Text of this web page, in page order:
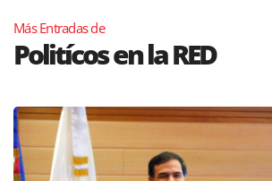
Más Entradas de
Politícos en la RED